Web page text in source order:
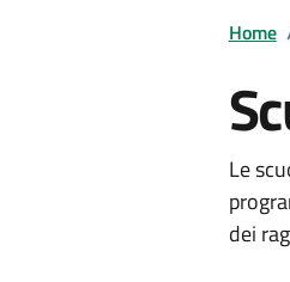
Home
Le
dei